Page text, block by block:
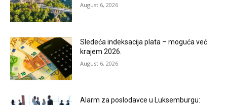
August 6, 2026
Sledeća indeksacija plata – moguća već
krajem 2026.
August 6, 2026
Alarm za poslodavce u Luksemburgu: